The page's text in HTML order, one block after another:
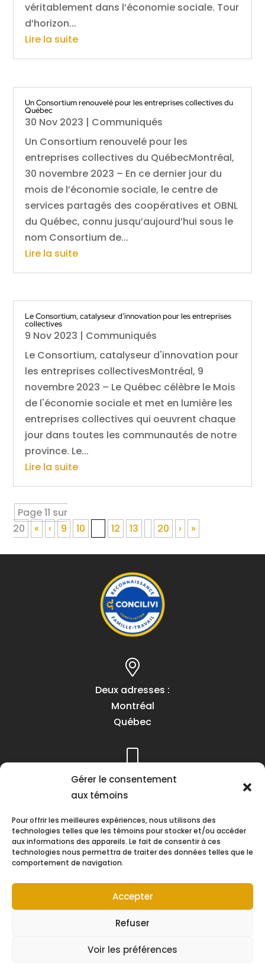
Gérer le consentement
aux témoins
Pour offrir les meilleures expériences, nous utilisons des
technologies telles que les témoins pour stocker et/ou accéder
aux informations des appareils. Le fait de consentir à ces
technologies nous permettra de traiter des données telles que le
comportement de navigation.
Accepter
Refuser
Voir les préférences
véritablement dans l’économie sociale. Tour
d’horizon...
Lire la suite
Un Consortium renouvelé pour les entreprises collectives du
Québec
30 Nov 2023 | Communiqués
Un Consortium renouvelé pour les
entreprises collectives du QuébecMontréal,
30 novembre 2023 – En ce dernier jour du
mois de l’économie sociale, le centre de
services partagés des coopératives et OBNL
du Québec, connu jusqu’aujourd’hui sous le
nom Consortium de...
Lire la suite
Le Consortium, catalyseur d’innovation pour les entreprises
collectives
9 Nov 2023 | Communiqués
Le Consortium, catalyseur d'innovation pour
les entreprises collectivesMontréal, 9
novembre 2023 – Le Québec célèbre le Mois
de l'économie sociale et met en lumière les
entreprises collectives qui oeuvrent chaque
jour dans toutes les communautés de notre
province. Le...
Lire la suite
Page 11 sur
20
« ‹ 9 10 12 13 20 › »
Deux adresses :
Montréal
Québec
Téléphone :
(418) 622-1001
Heures d’ouverture :
Lundi au vendredi
8h30 à 16h30